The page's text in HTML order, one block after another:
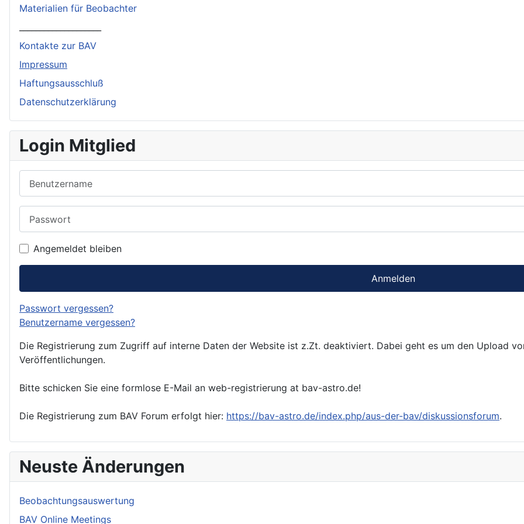
Materialien für Beobachter
Kontakte zur BAV
Impressum
Haftungsausschluß
Datenschutzerklärung
Login Mitglied
Angemeldet bleiben
Anmelden
Passwort vergessen?
Benutzername vergessen?
Die Registrierung zum Zugriff auf interne Daten der Website ist z.Zt. deaktiviert. Dabei geht es um den Upload
Veröffentlichungen.
Bitte schicken Sie eine formlose E-Mail an web-registrierung at bav-astro.de!
Die Registrierung zum BAV Forum erfolgt hier: https://bav-astro.de/index.php/aus-der-bav/diskussionsforum.
Neuste Änderungen
Beobachtungsauswertung
BAV Online Meetings